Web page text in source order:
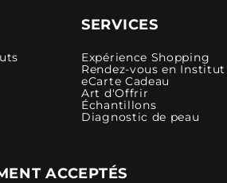
SERVICES
Expérience Shopping
Rendez-vous en Institut
eCarte Cadeau
Art d'Offrir
Échantillons
Diagnostic de peau
ACCEPTÉS